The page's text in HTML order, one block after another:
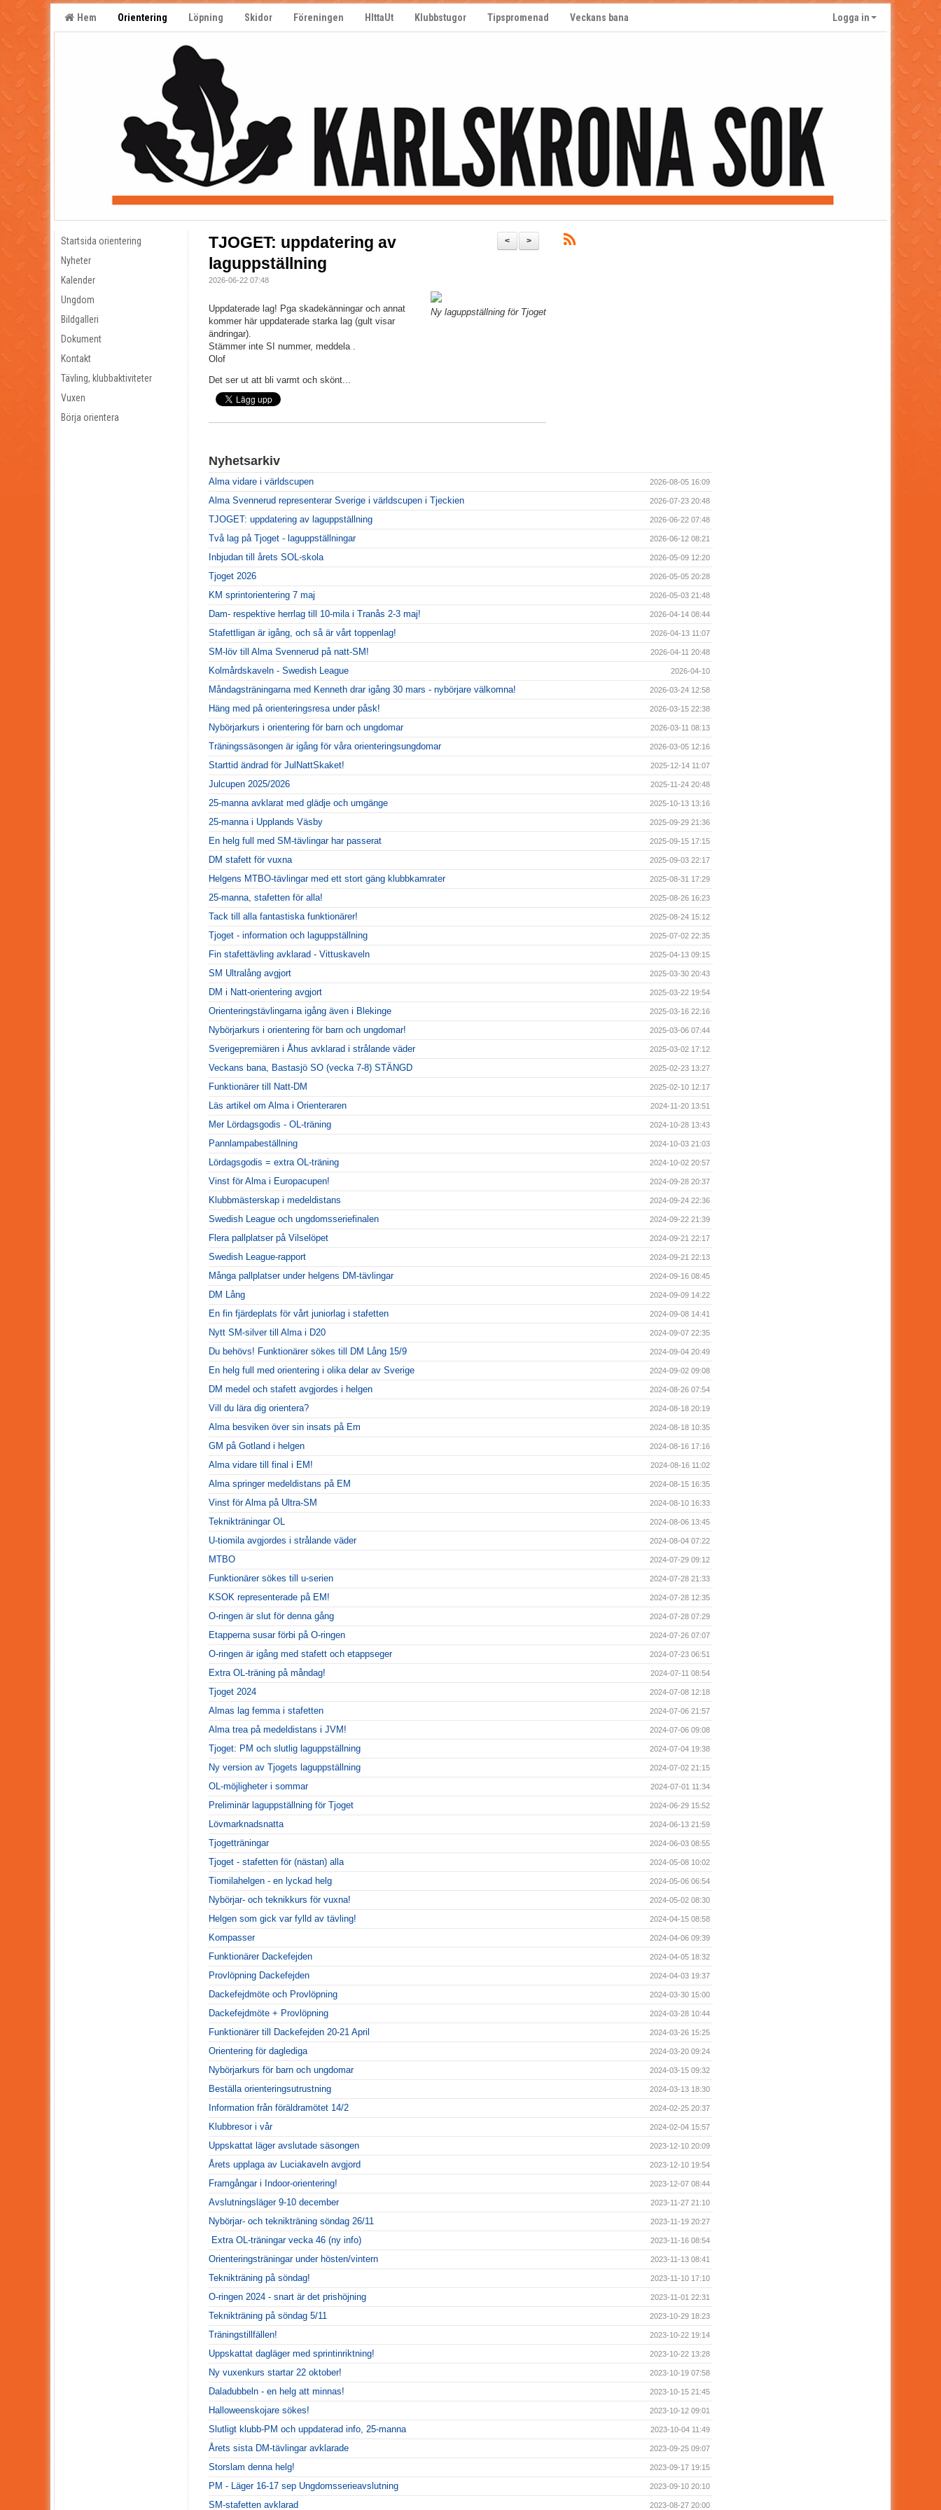
Hem Orientering Löpning Skidor Föreningen HIttaUt Klubbstugor Tipspromenad Veckans bana Logga in
Startsida orientering
Nyheter
Kalender
Ungdom
Bildgalleri
Dokument
Kontakt
Tävling, klubbaktiviteter
Vuxen
Börja orientera
>
<
TJOGET: uppdatering av
laguppställning
2026-06-22 07:48
Ny laguppställning för Tjoget
Uppdaterade lag! Pga skadekänningar och annat
kommer här uppdaterade starka lag (gult visar
ändringar).
Stämmer inte SI nummer, meddela
Olof
.
Det ser ut att bli varmt och skönt...
Nyhetsarkiv
Alma vidare i världscupen 2026-08-05 16:09
Alma Svennerud representerar Sverige i världscupen i Tjeckien 2026-07-23 20:48
TJOGET: uppdatering av laguppställning 2026-06-22 07:48
Två lag på Tjoget - laguppställningar 2026-06-12 08:21
Inbjudan till årets SOL-skola 2026-05-09 12:20
Tjoget 2026 2026-05-05 20:28
KM sprintorientering 7 maj 2026-05-03 21:48
Dam- respektive herrlag till 10-mila i Tranås 2-3 maj! 2026-04-14 08:44
Stafettligan är igång, och så är vårt toppenlag! 2026-04-13 11:07
SM-löv till Alma Svennerud på natt-SM! 2026-04-11 20:48
Kolmårdskaveln - Swedish League 2026-04-10
Måndagsträningarna med Kenneth drar igång 30 mars - nybörjare välkomna! 2026-03-24 12:58
Häng med på orienteringsresa under påsk! 2026-03-15 22:38
Nybörjarkurs i orientering för barn och ungdomar 2026-03-11 08:13
Träningssäsongen är igång för våra orienteringsungdomar 2026-03-05 12:16
Starttid ändrad för JulNattSkaket! 2025-12-14 11:07
Julcupen 2025/2026 2025-11-24 20:48
25-manna avklarat med glädje och umgänge 2025-10-13 13:16
25-manna i Upplands Väsby 2025-09-29 21:36
En helg full med SM-tävlingar har passerat 2025-09-15 17:15
DM stafett för vuxna 2025-09-03 22:17
Helgens MTBO-tävlingar med ett stort gäng klubbkamrater 2025-08-31 17:29
25-manna, stafetten för alla! 2025-08-26 16:23
Tack till alla fantastiska funktionärer! 2025-08-24 15:12
Tjoget - information och laguppställning 2025-07-02 22:35
Fin stafettävling avklarad - Vittuskaveln 2025-04-13 09:15
SM Ultralång avgjort 2025-03-30 20:43
DM i Natt-orientering avgjort 2025-03-22 19:54
Orienteringstävlingarna igång även i Blekinge 2025-03-16 22:16
Nybörjarkurs i orientering för barn och ungdomar! 2025-03-06 07:44
Sverigepremiären i Åhus avklarad i strålande väder 2025-03-02 17:12
Veckans bana, Bastasjö SO (vecka 7-8) STÄNGD 2025-02-23 13:27
Funktionärer till Natt-DM 2025-02-10 12:17
Läs artikel om Alma i Orienteraren 2024-11-20 13:51
Mer Lördagsgodis - OL-träning 2024-10-28 13:43
Pannlampabeställning 2024-10-03 21:03
Lördagsgodis = extra OL-träning 2024-10-02 20:57
Vinst för Alma i Europacupen! 2024-09-28 20:37
Klubbmästerskap i medeldistans 2024-09-24 22:36
Swedish League och ungdomsseriefinalen 2024-09-22 21:39
Flera pallplatser på Vilselöpet 2024-09-21 22:17
Swedish League-rapport 2024-09-21 22:13
Många pallplatser under helgens DM-tävlingar 2024-09-16 08:45
DM Lång 2024-09-09 14:22
En fin fjärdeplats för vårt juniorlag i stafetten 2024-09-08 14:41
Nytt SM-silver till Alma i D20 2024-09-07 22:35
Du behövs! Funktionärer sökes till DM Lång 15/9 2024-09-04 20:49
En helg full med orientering i olika delar av Sverige 2024-09-02 09:08
DM medel och stafett avgjordes i helgen 2024-08-26 07:54
Vill du lära dig orientera? 2024-08-18 20:19
Alma besviken över sin insats på Em 2024-08-18 10:35
GM på Gotland i helgen 2024-08-16 17:16
Alma vidare till final i EM! 2024-08-16 11:02
Alma springer medeldistans på EM 2024-08-15 16:35
Vinst för Alma på Ultra-SM 2024-08-10 16:33
Teknikträningar OL 2024-08-06 13:45
U-tiomila avgjordes i strålande väder 2024-08-04 07:22
MTBO 2024-07-29 09:12
Funktionärer sökes till u-serien 2024-07-28 21:33
KSOK representerade på EM! 2024-07-28 12:35
O-ringen är slut för denna gång 2024-07-28 07:29
Etapperna susar förbi på O-ringen 2024-07-26 07:07
O-ringen är igång med stafett och etappseger 2024-07-23 06:51
Extra OL-träning på måndag! 2024-07-11 08:54
Tjoget 2024 2024-07-08 12:18
Almas lag femma i stafetten 2024-07-06 21:57
Alma trea på medeldistans i JVM! 2024-07-06 09:08
Tjoget: PM och slutlig laguppställning 2024-07-04 19:38
Ny version av Tjogets laguppställning 2024-07-02 21:15
OL-möjligheter i sommar 2024-07-01 11:34
Preliminär laguppställning för Tjoget 2024-06-29 15:52
Lövmarknadsnatta 2024-06-13 21:59
Tjogetträningar 2024-06-03 08:55
Tjoget - stafetten för (nästan) alla 2024-05-08 10:02
Tiomilahelgen - en lyckad helg 2024-05-06 06:54
Nybörjar- och teknikkurs för vuxna! 2024-05-02 08:30
Helgen som gick var fylld av tävling! 2024-04-15 08:58
Kompasser 2024-04-06 09:39
Funktionärer Dackefejden 2024-04-05 18:32
Provlöpning Dackefejden 2024-04-03 19:37
Dackefejdmöte och Provlöpning 2024-03-30 15:00
Dackefejdmöte + Provlöpning 2024-03-28 10:44
Funktionärer till Dackefejden 20-21 April 2024-03-26 15:25
Orientering för daglediga 2024-03-20 09:24
Nybörjarkurs för barn och ungdomar 2024-03-15 09:32
Beställa orienteringsutrustning 2024-03-13 18:30
Information från föräldramötet 14/2 2024-02-25 20:37
Klubbresor i vår 2024-02-04 15:57
Uppskattat läger avslutade säsongen 2023-12-10 20:09
Årets upplaga av Luciakaveln avgjord 2023-12-10 19:54
Framgångar i Indoor-orientering! 2023-12-07 08:44
Avslutningsläger 9-10 december 2023-11-27 21:10
Nybörjar- och teknikträning söndag 26/11 2023-11-19 20:27
Extra OL-träningar vecka 46 (ny info) 2023-11-16 08:54
Orienteringsträningar under hösten/vintern 2023-11-13 08:41
Teknikträning på söndag! 2023-11-10 17:10
O-ringen 2024 - snart är det prishöjning 2023-11-01 22:31
Teknikträning på söndag 5/11 2023-10-29 18:23
Träningstillfällen! 2023-10-22 19:14
Uppskattat dagläger med sprintinriktning! 2023-10-22 13:28
Ny vuxenkurs startar 22 oktober! 2023-10-19 07:58
Daladubbeln - en helg att minnas! 2023-10-15 21:45
Halloweenskojare sökes! 2023-10-12 09:01
Slutligt klubb-PM och uppdaterad info, 25-manna 2023-10-04 11:49
Årets sista DM-tävlingar avklarade 2023-09-25 09:07
Storslam denna helg! 2023-09-17 19:15
PM - Läger 16-17 sep Ungdomsserieavslutning 2023-09-10 20:10
SM-stafetten avklarad 2023-08-27 20:00